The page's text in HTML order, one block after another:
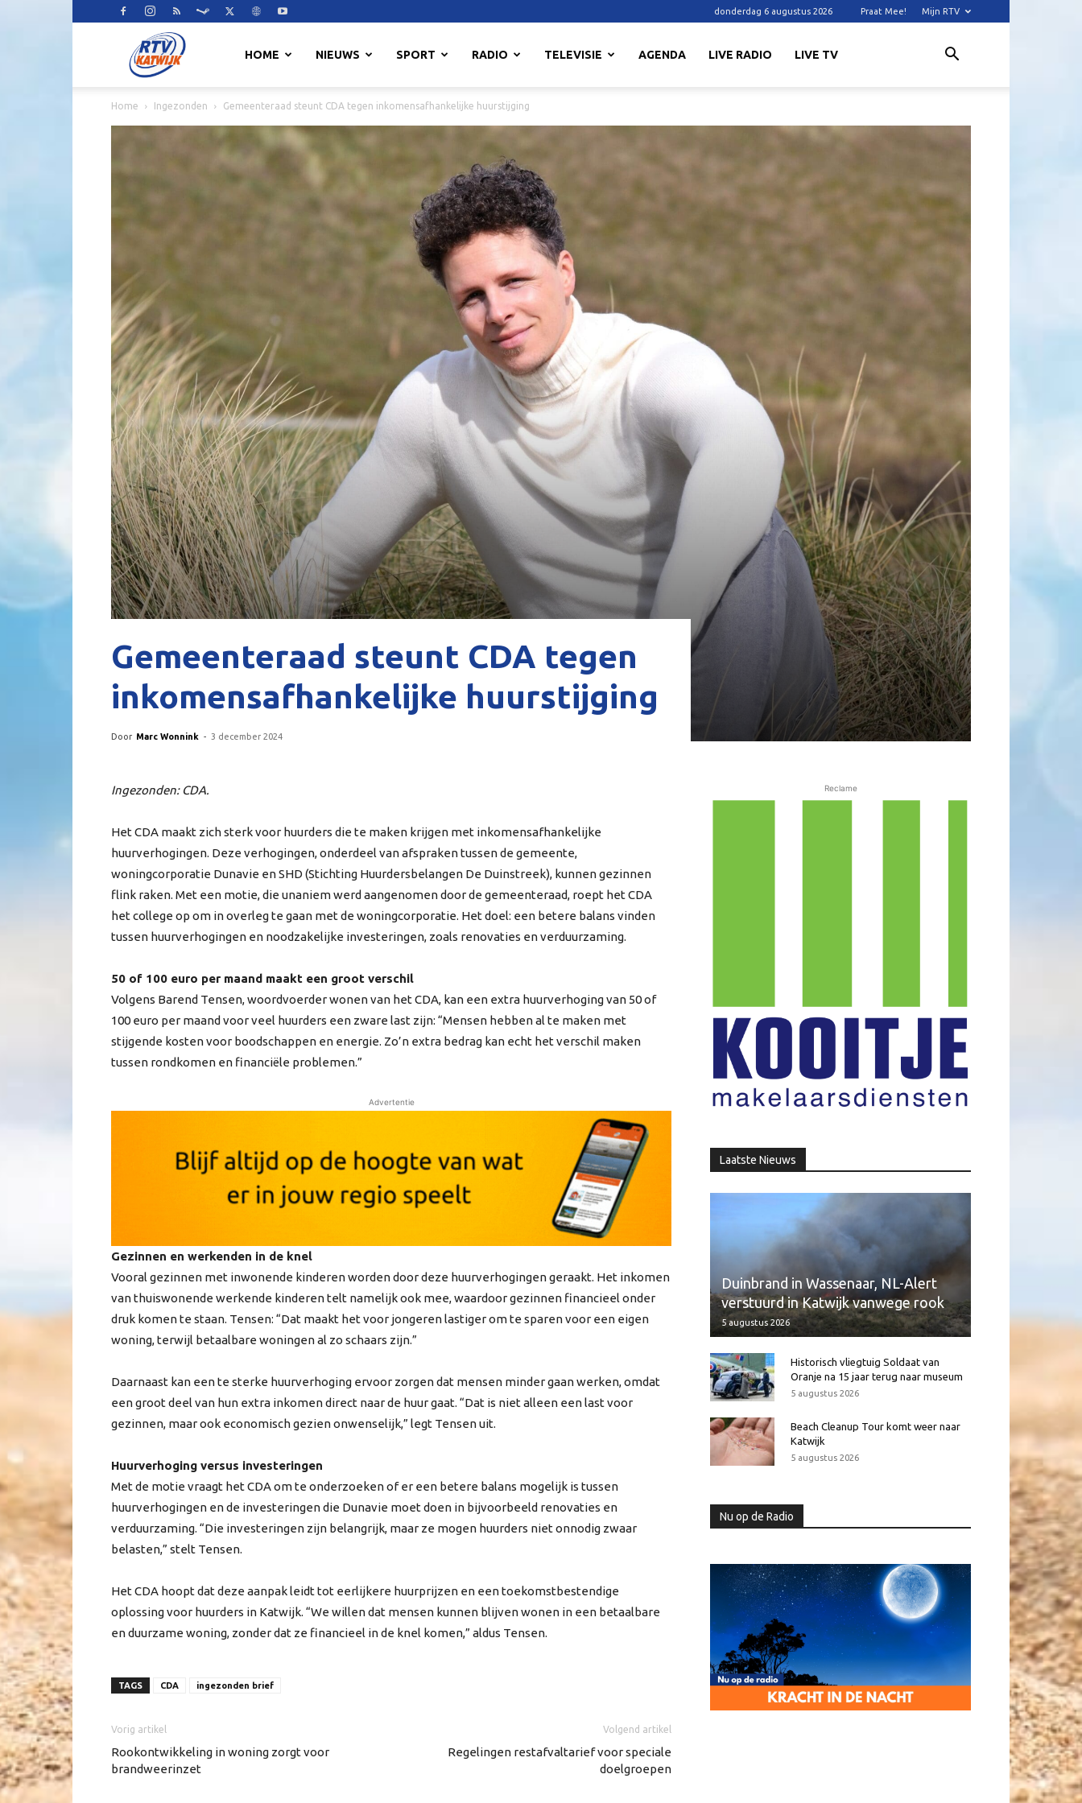
donderdag 6 augustus 2026 Praat Mee! Mijn RTV
HOME NIEUWS SPORT RADIO TELEVISIE AGENDA LIVE RADIO LIVE TV
Home Ingezonden Gemeenteraad steunt CDA tegen inkomensafhankelijke huurstijging
Gemeenteraad steunt CDA tegen
inkomensafhankelijke huurstijging
Door Marc Wonnink - 3 december 2024
Ingezonden: CDA.
Het CDA maakt zich sterk voor huurders die te maken krijgen met inkomensafhankelijke
huurverhogingen. Deze verhogingen, onderdeel van afspraken tussen de gemeente,
woningcorporatie Dunavie en SHD (Stichting Huurdersbelangen De Duinstreek), kunnen gezinnen
flink raken. Met een motie, die unaniem werd aangenomen door de gemeenteraad, roept het CDA
het college op om in overleg te gaan met de woningcorporatie. Het doel: een betere balans vinden
tussen huurverhogingen en noodzakelijke investeringen, zoals renovaties en verduurzaming.
50 of 100 euro per maand maakt een groot verschil
Volgens Barend Tensen, woordvoerder wonen van het CDA, kan een extra huurverhoging van 50 of
100 euro per maand voor veel huurders een zware last zijn: “Mensen hebben al te maken met
stijgende kosten voor boodschappen en energie. Zo’n extra bedrag kan echt het verschil maken
tussen rondkomen en financiële problemen.”
Advertentie
Gezinnen en werkenden in de knel
Vooral gezinnen met inwonende kinderen worden door deze huurverhogingen geraakt. Het inkomen
van thuiswonende werkende kinderen telt namelijk ook mee, waardoor gezinnen financieel onder
druk komen te staan. Tensen: “Dat maakt het voor jongeren lastiger om te sparen voor een eigen
woning, terwijl betaalbare woningen al zo schaars zijn.”
Daarnaast kan een te sterke huurverhoging ervoor zorgen dat mensen minder gaan werken, omdat
een groot deel van hun extra inkomen direct naar de huur gaat. “Dat is niet alleen een last voor
gezinnen, maar ook economisch gezien onwenselijk,” legt Tensen uit.
Huurverhoging versus investeringen
Met de motie vraagt het CDA om te onderzoeken of er een betere balans mogelijk is tussen
huurverhogingen en de investeringen die Dunavie moet doen in bijvoorbeeld renovaties en
verduurzaming. “Die investeringen zijn belangrijk, maar ze mogen huurders niet onnodig zwaar
belasten,” stelt Tensen.
Het CDA hoopt dat deze aanpak leidt tot eerlijkere huurprijzen en een toekomstbestendige
oplossing voor huurders in Katwijk. “We willen dat mensen kunnen blijven wonen in een betaalbare
en duurzame woning, zonder dat ze financieel in de knel komen,” aldus Tensen.
TAGS CDA ingezonden brief
Vorig artikel
Rookontwikkeling in woning zorgt voor
brandweerinzet
Volgend artikel
Regelingen restafvaltarief voor speciale
doelgroepen
Reclame
Laatste Nieuws
Duinbrand in Wassenaar, NL-Alert
verstuurd in Katwijk vanwege rook
5 augustus 2026
Historisch vliegtuig Soldaat van
Oranje na 15 jaar terug naar museum
5 augustus 2026
Beach Cleanup Tour komt weer naar
Katwijk
5 augustus 2026
Nu op de Radio